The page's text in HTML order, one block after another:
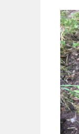
sisältöön